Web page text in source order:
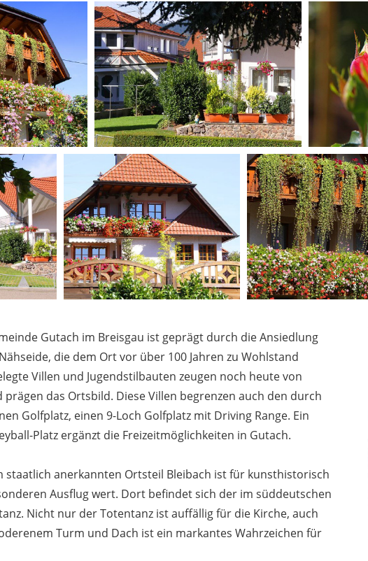
Gutach im Breisgau ist geprägt durch die Ansiedlung
die dem Ort vor über 100 Jahren zu Wohlstand
Villen und Jugendstilbauten zeugen noch heute von
das Ortsbild. Diese Villen begrenzen auch den durch
Golfplatz, einen 9-Loch Golfplatz mit Driving Range. Ein
Platz ergänzt die Freizeitmöglichkeiten in Gutach.
staatlich anerkannten Ortsteil Bleibach ist für kunsthistorisch
Ausflug wert. Dort befindet sich der im süddeutschen
Nicht nur der Totentanz ist auffällig für die Kirche, auch
Turm und Dach ist ein markantes Wahrzeichen für